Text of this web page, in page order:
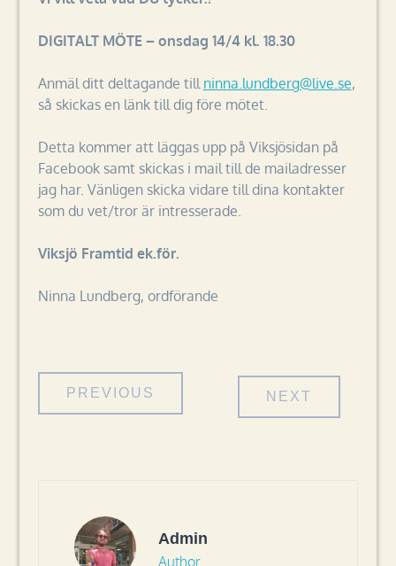
DIGITALT MÖTE – onsdag 14/4 kl. 18.30
Anmäl ditt deltagande till ninna.lundberg@live.se,
så skickas en länk till dig före mötet.
Detta kommer att läggas upp på Viksjösidan på
Facebook samt skickas i mail till de mailadresser
jag har. Vänligen skicka vidare till dina kontakter
som du vet/tror är intresserade.
Viksjö Framtid ek.för.
Ninna Lundberg, ordförande
Inläggsnavigering
PREVIOUS NEXT
Admin
Author